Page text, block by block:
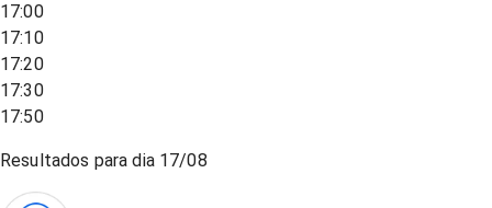
17:00
17:10
17:20
17:30
17:50
Resultados para dia 17/08